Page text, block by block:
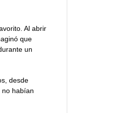
Al abrir
que
un
desde
no habían